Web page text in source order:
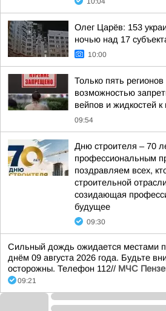
Олег Царёв: 153
ночью над 17
10:00
Только пять
возможностью
вейпов и жидкостей
09:54
Дню строителя – 70
профессиональным
поздравляем всех,
строительной
созидающая
будущее
09:30
Сильный дождь ожидается местами
днём 09 августа 2026 года. Будьте
осторожны. Телефон 112// МЧС
09:21